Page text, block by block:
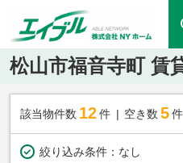
松山市福音寺町 賃
該当物件数 12件 空き数 5 件
絞り込み条件： なし